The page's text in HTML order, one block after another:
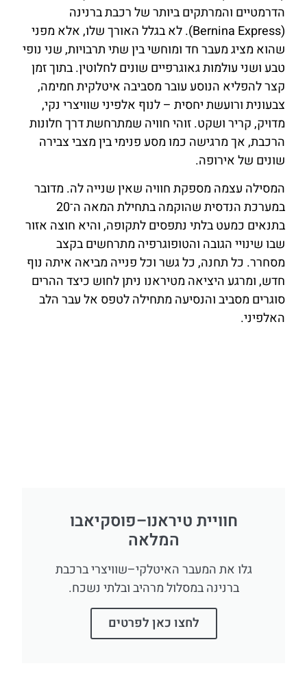
הדרמטיים והמרתקים ביותר של רכבת ברנינה
(Bernina Express). לא בגלל האורך שלו, אלא מפני
שהוא מציג מעבר חד ומוחשי בין שתי תרבויות, שני נופי
טבע ושני עולמות גאוגרפיים שונים לחלוטין. בתוך זמן
קצר להפליא הנוסע עובר מסביבה איטלקית חמימה,
צבעונית ורועשת יחסית – לנוף אלפיני שוויצרי נקי,
מדויק, קריר ושקט. זוהי חוויה שמתרחשת דרך חלונות
הרכבת, אך מרגישה כמו מסע פנימי בין מצבי צבירה
שונים של אירופה.
המסילה עצמה מספקת חוויה שאין שנייה לה. מדובר
במערכת הנדסית שהוקמה בתחילת המאה ה־20
בתנאים כמעט בלתי נתפסים לתקופה, והיא חוצה אזור
שבו שינויי הגובה והטופוגרפיה מתרחשים בקצב
מסחרר. כל תחנה, כל גשר וכל פנייה מביאה איתה נוף
חדש, ומרגע היציאה מטיראנו ניתן לחוש כיצד ההרים
סוגרים מסביב והנסיעה מתחילה לטפס אל עבר הלב
האלפיני.
חוויית טיראנו–פוסקיאבו
המלאה
גלו את המעבר האיטלקי–שוויצרי ברכבת
ברנינה במסלול מרהיב ובלתי נשכח.
לחצו כאן לפרטים